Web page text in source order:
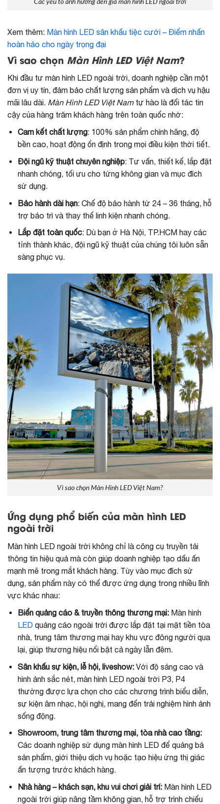
Các yếu tố ảnh hưởng đến giá màn hình LED ngoài trời
Xem thêm: Màn hình LED sân khấu tiệc cưới – Điểm nhấn
hoàn hảo cho ngày trọng đại
Vì sao chọn Màn Hình LED Việt Nam?
Khi đầu tư màn hình LED ngoài trời, doanh nghiệp cần một
đơn vị uy tín, đảm bảo chất lượng sản phẩm và dịch vụ hậu
mãi lâu dài. Màn Hình LED Việt Namtự hào là đối tác tin
cậy của hàng trăm khách hàng trên toàn quốc nhờ:
Cam kết chất lượng: 100% sản phẩm chính hãng, độ
bền cao, hoạt động ổn định trong mọi điều kiện thời tiết.
Đội ngũ kỹ thuật chuyên nghiệp: Tư vấn, thiết kế, lắp đặt
nhanh chóng, tối ưu cho từng không gian và mục đích
sử dụng.
Bảo hành dài hạn: Chế độ bảo hành từ 24 – 36 tháng, hỗ
trợ bảo trì và thay thế linh kiện nhanh chóng.
Lắp đặt toàn quốc: Dù bạn ở Hà Nội, TP.HCM hay các
tỉnh thành khác, đội ngũ kỹ thuật của chúng tôi luôn sẵn
sàng phục vụ.
Vì sao chọn Màn Hình LED Việt Nam?
Ứng dụng phổ biến của màn hình LED
ngoài trời
Màn hình LED ngoài trời không chỉ là công cụ truyền tải
thông tin hiệu quả mà còn giúp doanh nghiệp tạo dấu ấn
mạnh mẽ trong mắt khách hàng. Tùy vào mục đích sử
dụng, sản phẩm này có thể được ứng dụng trong nhiều lĩnh
vực khác nhau:
Biển quảng cáo & truyền thông thương mại: Màn hình
LEDquảng cáo ngoài trời được lắp đặt tại mặt tiền tòa
nhà, trung tâm thương mại hay khu vực đông người qua
lại, giúp thương hiệu nổi bật cả ngày lẫn đêm.
Sân khấu sự kiện, lễ hội, liveshow: Với độ sáng cao và
hình ảnh sắc nét, màn hình LED ngoài trời P3, P4
thường được lựa chọn cho các chương trình biểu diễn,
sự kiện âm nhạc, hội nghị, mang đến trải nghiệm hình ảnh
sống động.
Showroom, trung tâm thương mại, tòa nhà cao tầng:
Các doanh nghiệp sử dụng màn hình LED để quảng bá
sản phẩm, giới thiệu dịch vụ hoặc tạo hiệu ứng thị giác
ấn tượng trước khách hàng.
Nhà hàng – khách sạn, khu vui chơi giải trí: Màn hình LED
ngoài trời giúp nâng tầm không gian, hỗ trợ trình chiếu